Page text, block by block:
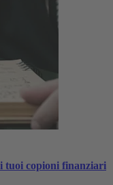
tuoi copioni finanziari